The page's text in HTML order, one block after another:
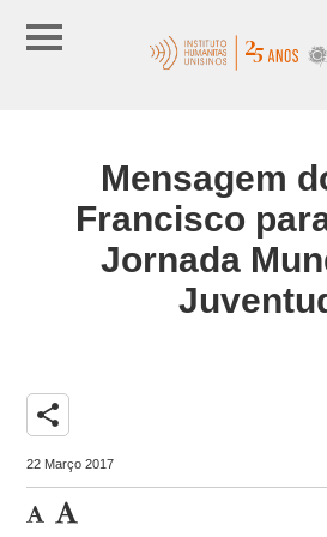
Mensagem
Francisco
Jornada
share
22 Março 2017